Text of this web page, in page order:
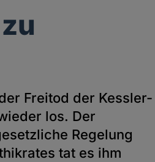
Freitod der Kessler-
los. Der
Regelung
tat es ihm